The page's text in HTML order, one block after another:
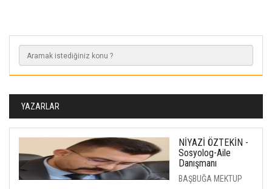
YAZARLAR
NİYAZİ ÖZTEKİN -
Sosyolog-Aile
Danışmanı
BAŞBUĞA MEKTUP